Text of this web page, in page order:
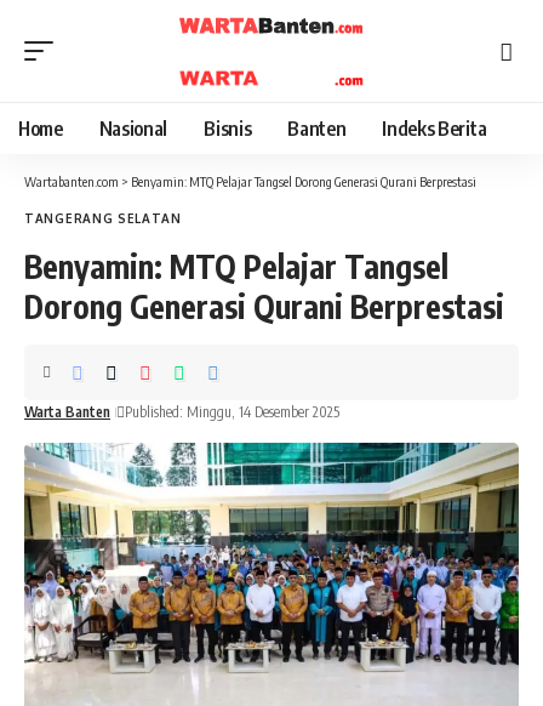
Home Nasional Bisnis Banten Indeks Berita
Wartabanten.com > Benyamin: MTQ Pelajar Tangsel Dorong Generasi Qurani Berprestasi
TANGERANG SELATAN
Benyamin: MTQ Pelajar Tangsel
Dorong Generasi Qurani Berprestasi
Warta Banten Published: Minggu, 14 Desember 2025